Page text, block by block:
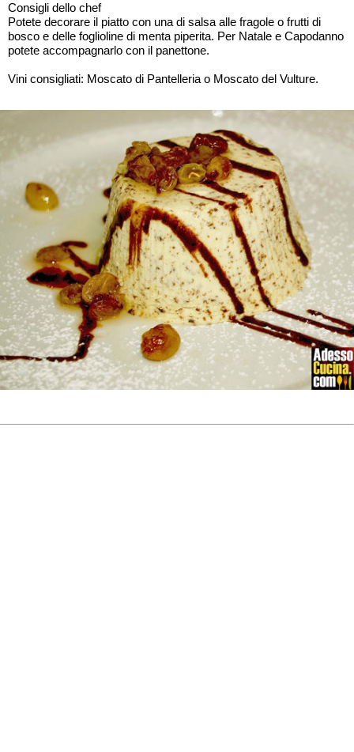
Consigli dello chef
Potete decorare il piatto con una di salsa alle fragole o frutti di
bosco e delle foglioline di menta piperita. Per Natale e Capodanno
potete accompagnarlo con il panettone.
Vini consigliati: Moscato di Pantelleria o Moscato del Vulture.